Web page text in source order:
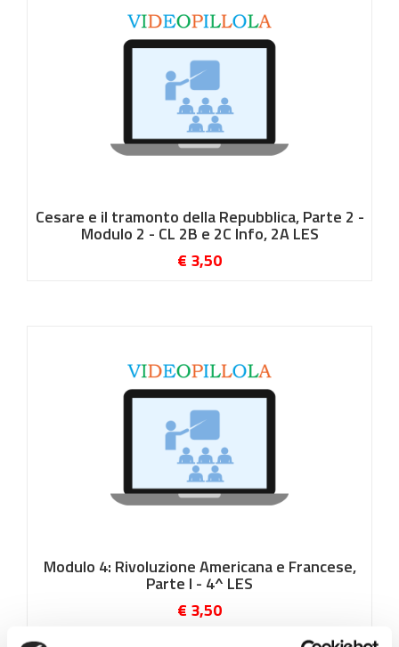
Cesare e il tramonto della Repubblica, Parte 2 -
Modulo 2 - CL 2B e 2C Info, 2A LES
€ 3,50
Modulo 4: Rivoluzione Americana e Francese,
Parte I - 4^ LES
€ 3,50